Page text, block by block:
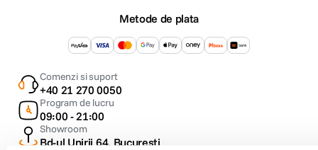
Metode de plata
Comenzi si suport
+40 21 270 0050
Program de lucru
09:00 - 21:00
Showroom
Bd-ul Unirii 64, Bucuresti